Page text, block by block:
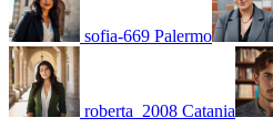
sofia-669 Palermo
roberta_2008 Catania